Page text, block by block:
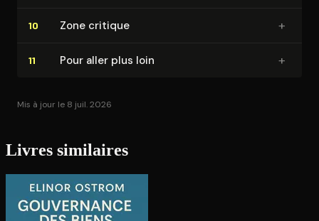
10 Zone critique +
11 Pour aller plus loin +
Mis à jour le 8 juil. 2026
Livres similaires